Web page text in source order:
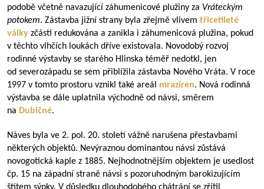
podobě včetně navazující záhumenicové plužiny za Vráteckým
potokem. Zástavba jižní strany byla zřejmě vlivem třicetileté
války zčásti redukována a zanikla i záhumenicová plužina, pokud
v těchto vlhčích loukách dříve existovala. Novodobý rozvoj
rodinné výstavby se starého Hlinska téměř nedotkl, jen
od severozápadu se sem přiblížila zástavba Nového Vráta. V roce
1997 v tomto prostoru vznikl také areál mrazíren. Nová rodinná
výstavba se dále uplatnila východně od návsi, směrem
na Dubičné.
Náves byla ve 2. pol. 20. století vážně narušena přestavbami
některých objektů. Nevýraznou dominantou návsi zůstává
novogotická kaple z 1885. Nejhodnotnějším objektem je usedlost
čp. 15 na západní straně návsi s pozoruhodným barokizujícím